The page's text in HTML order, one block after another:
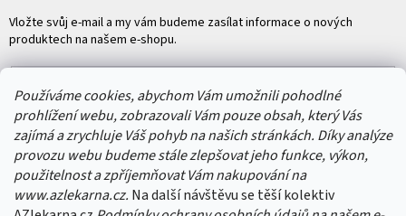
Používáme cookies, abychom Vám umožnili pohodlné
prohlížení webu, zobrazovali Vám pouze obsah, který Vás
zajímá a zrychluje Váš pohyb na našich stránkách. Díky analýze
provozu webu budeme stále zlepšovat jeho funkce, výkon,
použitelnost a zpříjemňovat Vám nakupování na
www.azlekarna.cz. Na další návštěvu se těší kolektiv
Vložte svůj e-mail a my vám budeme zasílat informace o nových
produktech na našem e-shopu.
Vložením e-mailu souhlasíte spodmínkami ochrany osobních údajů
PŘIHLÁSIT SE